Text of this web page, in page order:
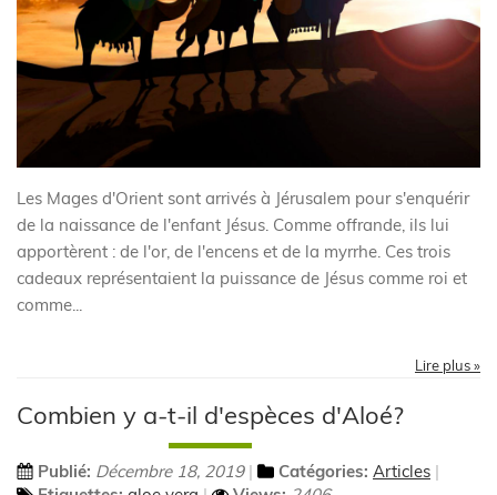
Les Mages d'Orient sont arrivés à Jérusalem pour s'enquérir
de la naissance de l'enfant Jésus. Comme offrande, ils lui
apportèrent : de l'or, de l'encens et de la myrrhe. Ces trois
cadeaux représentaient la puissance de Jésus comme roi et
comme...
Lire plus »
Combien y a-t-il d'espèces d'Aloé?
Publié: Décembre 18, 2019 Catégories: Articles